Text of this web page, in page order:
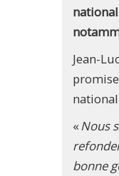
Jean-
«Nous
bonne